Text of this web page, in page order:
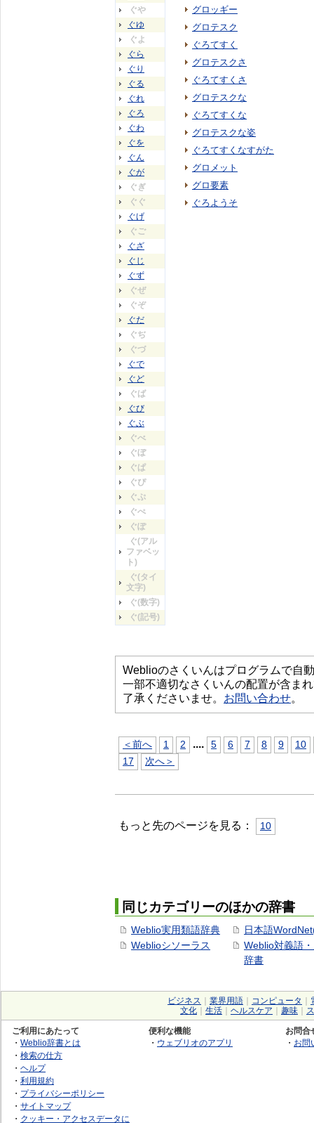
ぐや
ぐゆ
ぐよ
ぐら
ぐり
ぐる
ぐれ
ぐろ
ぐわ
ぐを
ぐん
ぐが
ぐぎ
ぐぐ
ぐげ
ぐご
ぐざ
ぐじ
ぐず
ぐぜ
ぐぞ
ぐだ
ぐぢ
ぐづ
ぐで
ぐど
ぐば
ぐび
ぐぶ
ぐべ
ぐぼ
ぐぱ
ぐぴ
ぐぷ
ぐぺ
ぐぽ
ぐ(アル
ファベッ
ト)
ぐ(タイ
文字)
ぐ(数字)
ぐ(記号)
グロッギー
グロテスク
ぐろてすく
グロテスクさ
ぐろてすくさ
グロテスクな
ぐろてすくな
グロテスクな姿
ぐろてすくなすがた
グロメット
グロ要素
ぐろようそ
Weblioのさくいんはプログラムで自
一部不適切なさくいんの配置が含ま
了承くださいませ。 お問い合わせ。
＜前へ 1 2 .... 5 6 7 8 9
10
17
次へ＞
もっと先のページを見る： 10
同じカテゴリーのほかの辞書
Weblio実用類語辞典
Weblioシソーラス
日本語
Weblio対義語
辞書
ビジネス 業界用語 コンピュータ
文化
生活 ヘルスケア 趣味
ご利用にあたって
・ Weblio辞書とは
・ 検索の仕方
・ ヘルプ
・ 利用規約
・ プライバシーポリシー
・ サイトマップ
・ クッキー・アクセスデータに
便利な機能
・ ウェブリオのアプリ
お問合
・ お問